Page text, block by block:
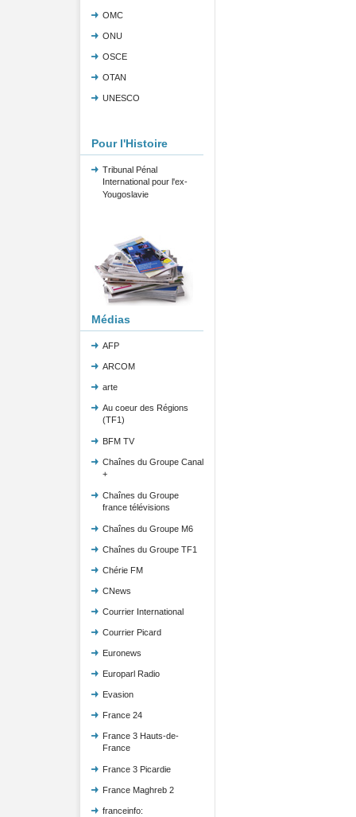
OMC
ONU
OSCE
OTAN
UNESCO
Pour l'Histoire
Tribunal Pénal
International pour l'ex-
Yougoslavie
Médias
AFP
ARCOM
arte
Au coeur des Régions
(TF1)
BFM TV
Chaînes du Groupe Canal
+
Chaînes du Groupe
france télévisions
Chaînes du Groupe M6
Chaînes du Groupe TF1
Chérie FM
CNews
Courrier International
Courrier Picard
Euronews
Europarl Radio
Evasion
France 24
France 3 Hauts-de-
France
France 3 Picardie
France Maghreb 2
franceinfo: